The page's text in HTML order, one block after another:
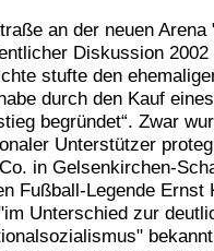
an der neuen
Diskussion
stufte den
durch den Kauf
begründet“. Zwar
Unterstützer
in Gelsenkirchen-
Fußball-Legende
Unterschied zur